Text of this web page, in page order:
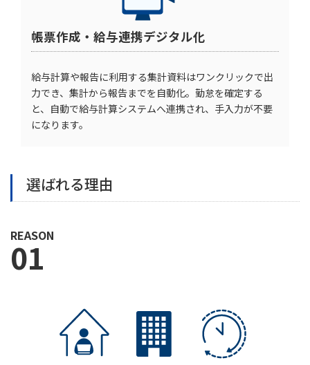
帳票作成・給与連携デジタル化
給与計算や報告に利用する集計資料はワンクリックで出
力でき、集計から報告までを自動化。勤怠を確定する
と、自動で給与計算システムへ連携され、手入力が不要
になります。
選ばれる理由
REASON
01